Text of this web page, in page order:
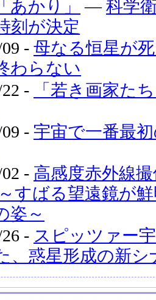
あかり」
―科学
刻が決定
- 母なる恒星が
わらない
-
「若き画家た
- 宇宙で一番最
- 高感度赤外線
すばる望遠鏡が
姿～
- スピッツァー
、惑星形成の新シ